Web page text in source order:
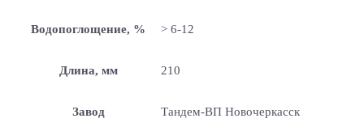
Водопоглощение, % > 6-12
Длина, мм 210
Завод Тандем-ВП Новочеркасск